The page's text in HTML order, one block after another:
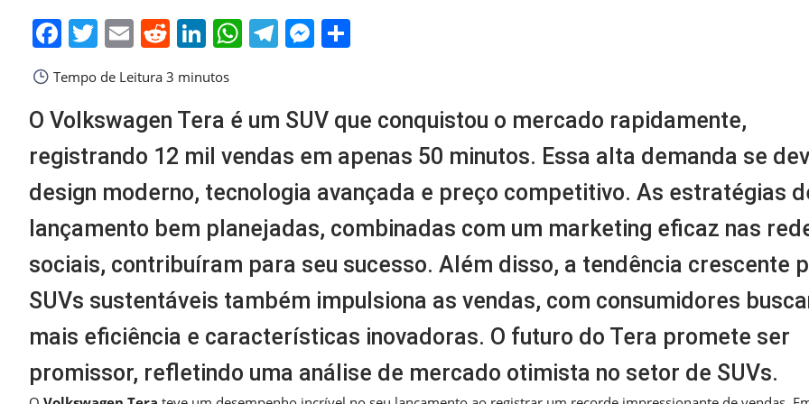
Facebook
Twitter
EmailReddit
LinkedIn
WhatsApp
Telegram
Messenger
Tempo de Leitura 3 minutos
O Volkswagen Tera é um SUV que conquistou o mercado rapidamente,
registrando 12 mil vendas em apenas 50 minutos. Essa alta demanda se
design moderno, tecnologia avançada e preço competitivo. As estratégias
lançamento bem planejadas, combinadas com um marketing eficaz nas
sociais, contribuíram para seu sucesso. Além disso, a tendência crescente
SUVs sustentáveis também impulsiona as vendas, com consumidores
mais eficiência e características inovadoras. O futuro do Tera promete ser
promissor, refletindo uma análise de mercado otimista no setor de SUVs.